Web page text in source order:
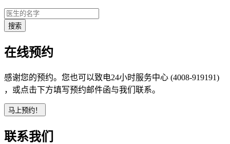
在线预约
感谢您的预约。您也可以致电24小时服务中心 (4008-919191)
，或点击下方填写预约邮件函与我们联系。
联系我们